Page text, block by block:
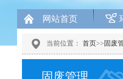
网站首页
当前位置： 首页>> 固废